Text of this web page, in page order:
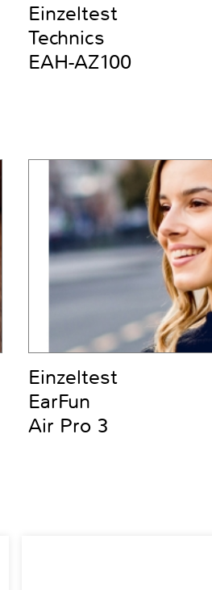
Einzeltest
Technics
EAH-AZ100
Einzeltest
EarFun
Air Pro 3